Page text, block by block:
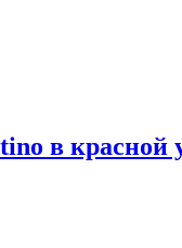
в красной